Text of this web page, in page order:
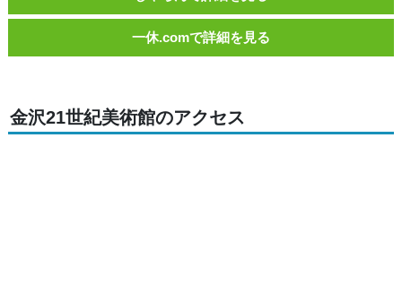
一休.comで詳細を見る
金沢21世紀美術館のアクセス